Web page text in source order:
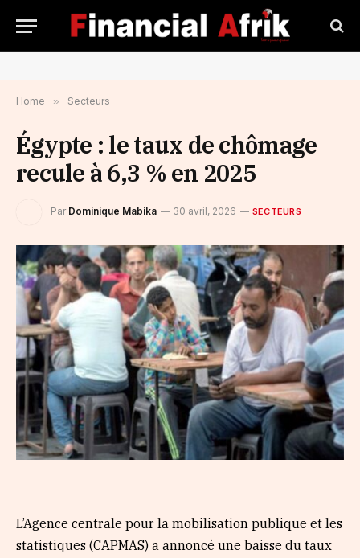
Home » Secteurs
Égypte : le taux de chômage
recule à 6,3 % en 2025
Par Dominique Mabika 30 avril, 2026 SECTEURS
L’Agence centrale pour la mobilisation publique et les
statistiques (CAPMAS) a annoncé une baisse du taux